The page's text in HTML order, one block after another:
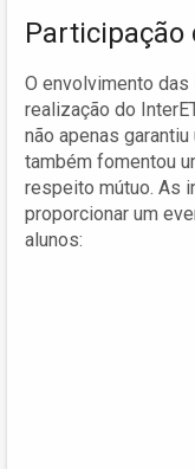
Participação
O envolvimento das
realização do
não apenas
também fomentou
respeito mútuo. As
proporcionar um
alunos: